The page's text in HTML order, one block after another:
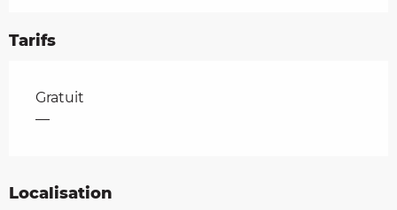
Tarifs
Tarifs 2026
Gratuit
—
Localisation